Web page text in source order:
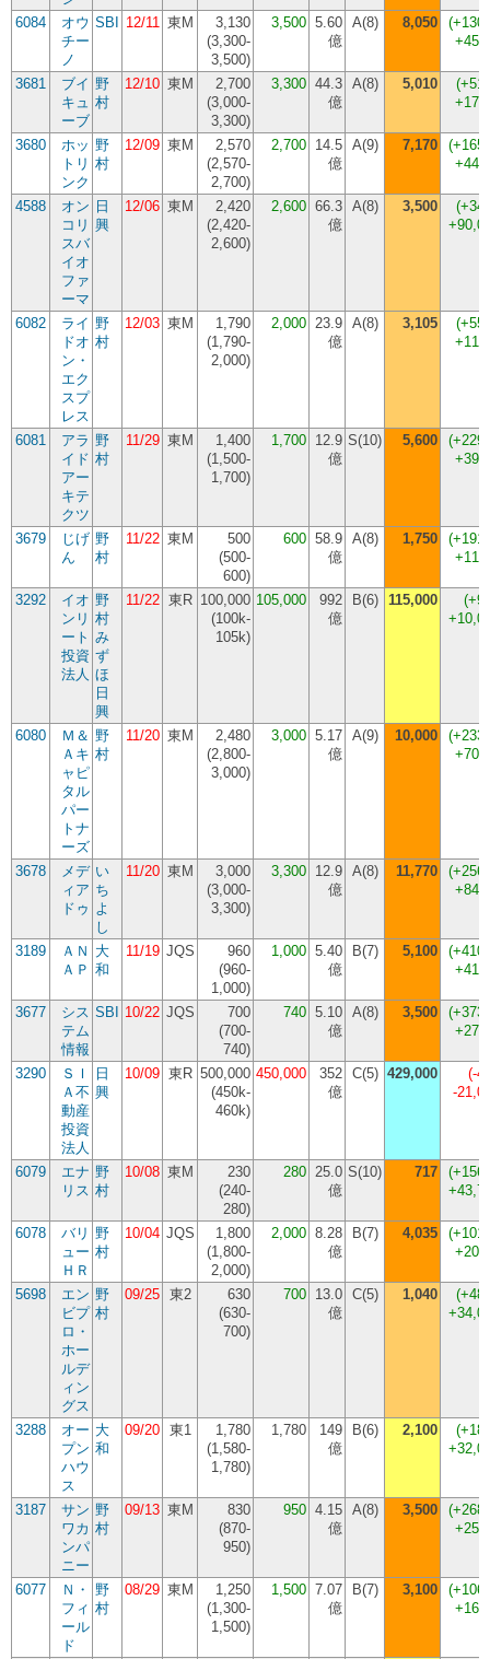
6084
オウ
チー
ノ
SBI 12/11 東M
3,130
(3,300-
3,500)
3,500 5.60
億
A(8) 8,050 (
3681
ブイ
キュ
ーブ
野
村
12/10 東M
2,700
(3,000-
3,300)
3,300 44.3
億
A(8) 5,010 (
3680
ホッ
トリ
ンク
野
村
12/09 東M
2,570
(2,570-
2,700)
2,700 14.5
億
A(9) 7,170 (
4588
オン
コリ
スバ
イオ
ファ
ーマ
日
興
12/06 東M
2,420
(2,420-
2,600)
2,600 66.3
億
A(8) 3,500 (
6082
ライ
ドオ
ン・
エク
スプ
レス
野
村
12/03 東M
1,790
(1,790-
2,000)
2,000 23.9
億
A(8) 3,105 (
6081
アラ
イド
アー
キテ
クツ
野
村
11/29 東M
1,400
(1,500-
1,700)
1,700 12.9
億
S(10) 5,600 (
3679
じげ
ん
野
村
11/22 東M
500
(500-
600)
600 58.9
億
A(8) 1,750 (
3292
イオ
ンリ
ート
投資
法人
野
村
み
ず
ほ
日
興
11/22 東R 100,000
(100k-
105k)
105,000
992
億
B(6) 115,000 (
6080
Ｍ＆
Ａキ
ャピ
タル
パー
トナ
ーズ
野
村
11/20 東M
2,480
(2,800-
3,000)
3,000 5.17
億
A(9) 10,000 (
3678
メデ
ィア
ドゥ
い
ち
よ
し
11/20 東M
3,000
(3,000-
3,300)
3,300 12.9
億
A(8) 11,770 (
3189
ＡＮ
ＡＰ
大
和
11/19 JQS
960
(960-
1,000)
1,000 5.40
億
B(7) 5,100 (
3677
シス
テム
情報
SBI 10/22 JQS
700
(700-
740)
740 5.10
億
A(8) 3,500 (
3290
ＳＩ
Ａ不
動産
投資
法人
日
興
10/09 東R 500,000
(450k-
460k)
450,000
352
億
C(5) 429,000 (-
-
6079
エナ
リス
野
村
10/08 東M
230
(240-
280)
280 25.0
億
S(10) 717 (
6078
バリ
ュー
ＨＲ
野
村
10/04 JQS
1,800
(1,800-
2,000)
2,000 8.28
億
B(7) 4,035 (
5698
エン
ビプ
ロ・
ホー
ルデ
ィン
グス
野
村
09/25 東2
630
(630-
700)
700 13.0
億
C(5) 1,040 (
3288
オー
プン
ハウ
ス
大
和
09/20 東1
1,780
(1,580-
1,780)
1,780
149
億
B(6) 2,100 (
3187
サン
ワカ
ンパ
ニー
野
村
09/13 東M
830
(870-
950)
950 4.15
億
A(8) 3,500 (
6077
Ｎ・
フィ
ール
ド
野
村
08/29 東M
1,250
(1,300-
1,500)
1,500 7.07
億
B(7) 3,100 (